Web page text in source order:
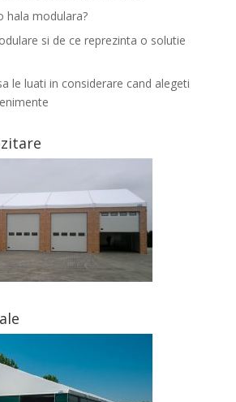
hala modulara?
si de ce reprezinta o solutie
le luati in considerare cand alegeti